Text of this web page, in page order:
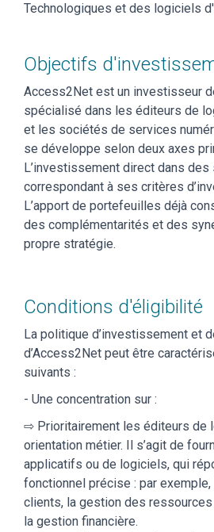
Technologiques et des logiciels
Objectifs
Access2Net est un investisseur
spécialisé dans les éditeurs de
et les sociétés de services
se développe selon deux axes
L’investissement direct dans
correspondant à ses critères
L’apport de portefeuilles déjà
des complémentarités et des
propre stratégie.
Conditions d'éligibilité
La politique d’investissement et
d’Access2Net peut être
suivants :
- Une concentration sur :
⇨ Prioritairement les éditeurs de
orientation métier. Il s’agit de
applicatifs ou de logiciels, qui
fonctionnel précise : par
clients, la gestion des ressources
la gestion financière.